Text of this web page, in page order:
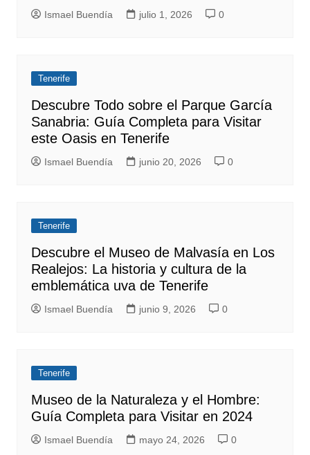
Ismael Buendía julio 1, 2026 0
Tenerife
Descubre Todo sobre el Parque García
Sanabria: Guía Completa para Visitar
este Oasis en Tenerife
Ismael Buendía junio 20, 2026 0
Tenerife
Descubre el Museo de Malvasía en Los
Realejos: La historia y cultura de la
emblemática uva de Tenerife
Ismael Buendía junio 9, 2026 0
Tenerife
Museo de la Naturaleza y el Hombre:
Guía Completa para Visitar en 2024
Ismael Buendía mayo 24, 2026 0